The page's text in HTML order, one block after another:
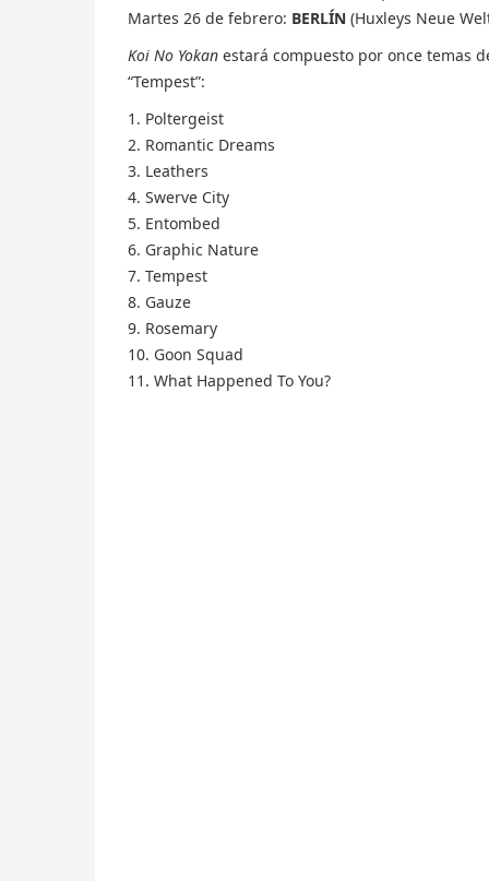
Martes 26 de febrero: BERLÍN (Huxleys Neue
Koi No Yokan estará compuesto por once temas
“Tempest”:
1. Poltergeist
2. Romantic Dreams
3. Leathers
4. Swerve City
5. Entombed
6. Graphic Nature
7. Tempest
8. Gauze
9. Rosemary
10. Goon Squad
11. What Happened To You?